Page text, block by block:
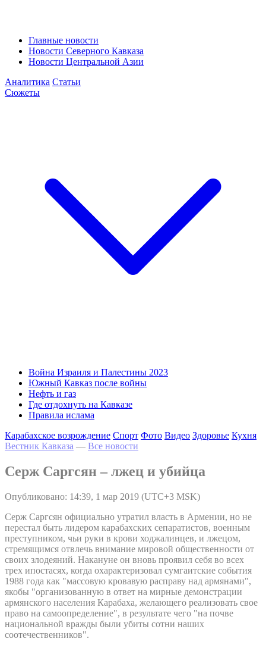
Главные новости
Новости Северного Кавказа
Новости Центральной Азии
Аналитика Статьи
Сюжеты
Война Израиля и Палестины 2023
Южный Кавказ после войны
Нефть и газ
Где отдохнуть на Кавказе
Правила ислама
Карабахское возрождение Спорт Фото Видео Здоровье Кухня
Вестник Кавказа — Все новости
Серж Саргсян – лжец и убийца
Опубликовано: 14:39, 1 мар 2019 (UTC+3 MSK)
Серж Саргсян официально утратил власть в Армении, но не
перестал быть лидером карабахских сепаратистов, военным
преступником, чьи руки в крови ходжалинцев, и лжецом,
стремящимся отвлечь внимание мировой общественности от
своих злодеяний. Накануне он вновь проявил себя во всех
трех ипостасях, когда охарактеризовал сумгаитские события
1988 года как "массовую кровавую расправу над армянами",
якобы "организованную в ответ на мирные демонстрации
армянского населения Карабаха, желающего реализовать свое
право на самоопределение", в результате чего "на почве
национальной вражды были убиты сотни наших
соотечественников".